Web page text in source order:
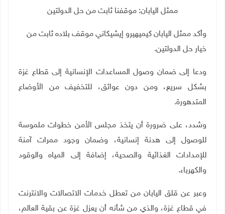
ممثل اليابان: موقفنا ثابت من حل الدولتين
وأكد ممثل اليابان كيميهيرو إيشيكاني موقف بلاده ثابت من
خيار حل الدولتين.
ودعا إلى ضمان وصول المساعدات الإنسانية إلى قطاع غزة
بشكل سريع، ومن دون عوائق، للتخفيف من الأوضاع
المتدهورة.
وشدد، على ضرورة أن يتخذ مجلس الأمن خطوات ملموسة
للوصول إلى هدنة إنسانية، وضمان وجود ممرات آمنة
للإمدادات الغذائية والصحية، إضافة إلى المياه والوقود
والكهرباء.
وعبر عن قلق اليابان من تعطل خدمات الاتصالات والانترنت
في قطاع غزة، والذي من شأنه أن يعزل غزة عن بقية العالم،